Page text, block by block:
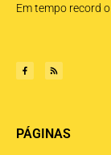
Em tempo record
PÁGINAS